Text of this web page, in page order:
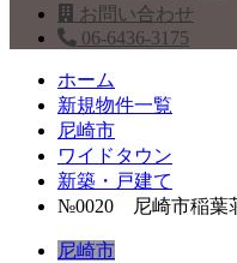
お問い合わせ
06-6436-3175
ホーム
新規物件一覧
尼崎市
ワイドタウン
新築・戸建て
№0020 尼崎市稲葉
尼崎市